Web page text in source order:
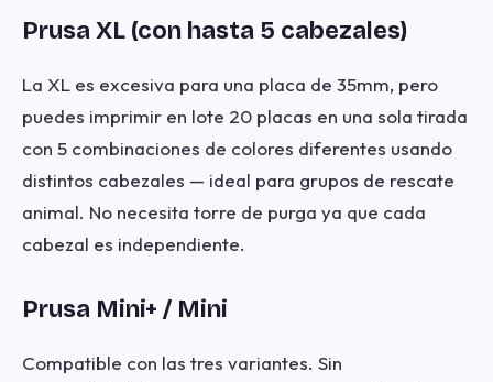
Prusa XL (con hasta 5 cabezales)
La XL es excesiva para una placa de 35mm, pero
puedes imprimir en lote 20 placas en una sola tirada
con 5 combinaciones de colores diferentes usando
distintos cabezales — ideal para grupos de rescate
animal. No necesita torre de purga ya que cada
cabezal es independiente.
Prusa Mini+ / Mini
Compatible con las tres variantes. Sin